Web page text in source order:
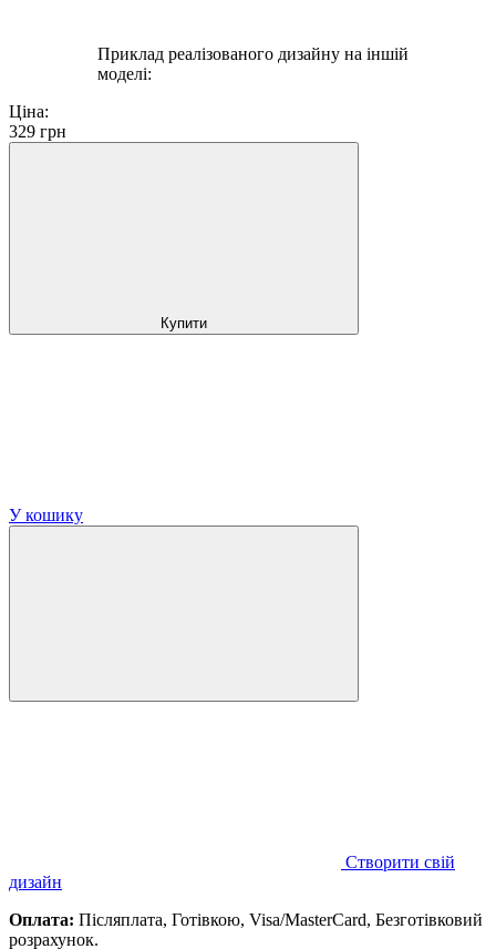
Приклад реалізованого дизайну на іншій
моделі:
Ціна:
329 грн
Купити
У кошику
Створити свій
дизайн
Оплата: Післяплата, Готівкою, Visa/MasterCard, Безготівковий
розрахунок.